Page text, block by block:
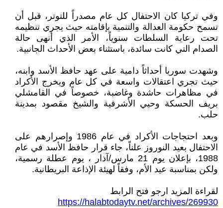
وفي تركيا كان الاحتفال كل عام مصدراً للتوتر، قبل أن
تسمح حكومة العدالة والتنمية بإقامته حيث يجري تنظيمه
تحت رعاية السلطات سنوياً، اﻷمر الذي أنهى حالة
الصدام التي كانت سائدة، باستثناء بعض اﻷحداث الجانبية.
وشهدت سوريا أحداثاً دامية على عهد حافظ اﻷسد وابنه،
حيث تجري اعتقالات واسعة في كل عام ويخرج اﻷكراد
في مظاهرات حاشدة وغاضبة، خصوصاً في القامشلي
بريف الحسكة وحيي اﻷشرفية والشيخ مقصود بمدينة
حلب.
وبعد احتجاجات الأكراد في عام 1986 وإصرارهم على
الاحتفال بعيد النوروز علناً، جاء قرار حافظ الأسد في عام
1988، بإعلان يوم 21 مارس/آذار ، يوم عطلة رسمية،
ولكن بمناسبة عيد الأم، وفقاً لهيئة اﻹذاعة البريطانية.
لقراءة المزيد ارجو فتح الرابط
https://halabtodaytv.net/archives/269930